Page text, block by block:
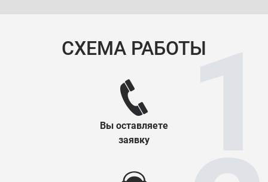
СХЕМА РАБОТЫ
Вы оставляете
заявку